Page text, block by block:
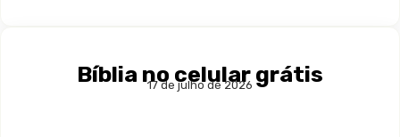
Bíblia no celular grátis
17 de julho de 2026